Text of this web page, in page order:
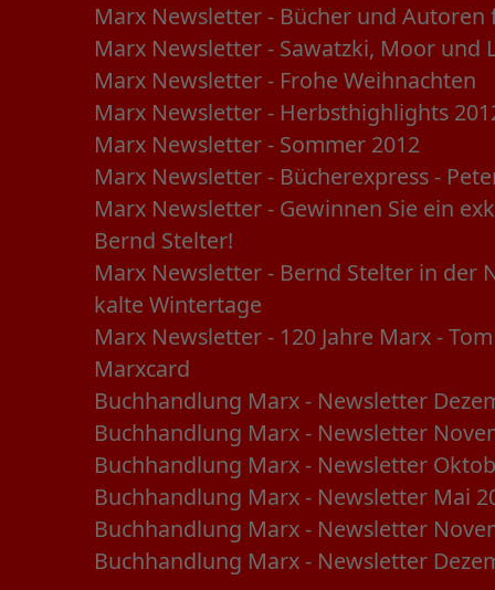
Marx Newsletter - Bücher und
Marx Newsletter - Sawatzki, Moor und
Marx Newsletter - Frohe Weihnachten
Marx Newsletter - Herbsthighlights
Marx Newsletter - Sommer 2012
Marx Newsletter - Bücherexpress -
Marx Newsletter - Gewinnen Sie ein
Bernd Stelter!
Marx Newsletter - Bernd Stelter in der
kalte Wintertage
Marx Newsletter - 120 Jahre Marx -
Marxcard
Buchhandlung Marx - Newsletter
Buchhandlung Marx - Newsletter
Buchhandlung Marx - Newsletter
Buchhandlung Marx - Newsletter Mai
Buchhandlung Marx - Newsletter
Buchhandlung Marx - Newsletter